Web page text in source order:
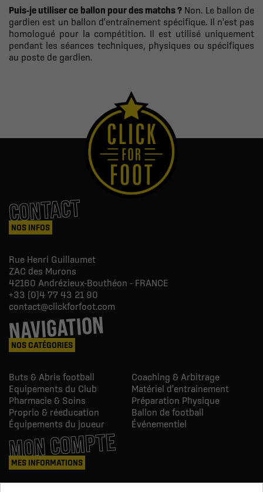
Puis-je utiliser ce ballon pour des matchs ? Non. Le ballon de
gardien est un ballon d'entraînement spécifique. Il n'est pas
homologué pour la compétition. Il est utilisé uniquement
pendant les séances techniques, physiques ou spécifiques
au poste de gardien.
CONTACT
NOS INFOS
Rue Henri Guillaumet
ZAC des Murons
42160 Andrézieux-Bouthéon - FRANCE
+33 (0)4 77 43 21 90
contact@clickforfoot.com
NAVIGATION
NOS CATÉGORIES
Buts & Abris football
Coaching & Arbitrage
Equipements du Club
Matériel d'entrainement
Pharmacie & Soins
Préparation Physique
Proprio & réeducation
Ballon de football
Équipements du joueur
Événementiel
MON COMPTE
MES INFORMATIONS